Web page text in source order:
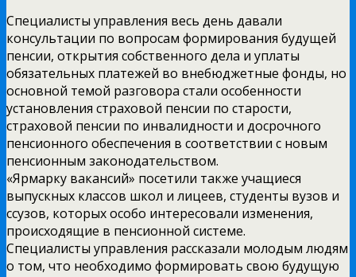
Специалисты управления весь день давали
консультации по вопросам формирования будущей
пенсии, открытия собственного дела и уплаты
обязательных платежей во внебюджетные фонды, но
основной темой разговора стали особенности
установления страховой пенсии по старости,
страховой пенсии по инвалидности и досрочного
пенсионного обеспечения в соответствии с новым
пенсионным законодательством.
«Ярмарку вакансий» посетили также учащиеся
выпускных классов школ и лицеев, студенты вузов и
ссузов, которых особо интересовали изменения,
происходящие в пенсионной системе.
Специалисты управления рассказали молодым людям
о том, что необходимо формировать свою будущую